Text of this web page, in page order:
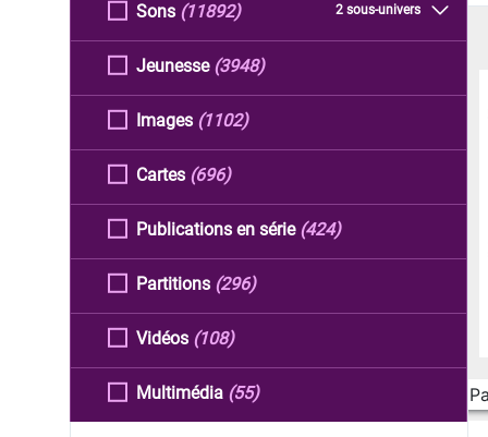
Sons 2 sous-univers
(11892)
Jeunesse (3948)
Images (1102)
Cartes (696)
Publications en série (424)
Partitions (296)
Vidéos (108)
Multimédia (55)